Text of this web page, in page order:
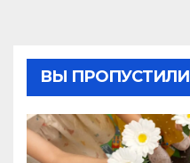
ВЫ ПРОПУСТИЛИ